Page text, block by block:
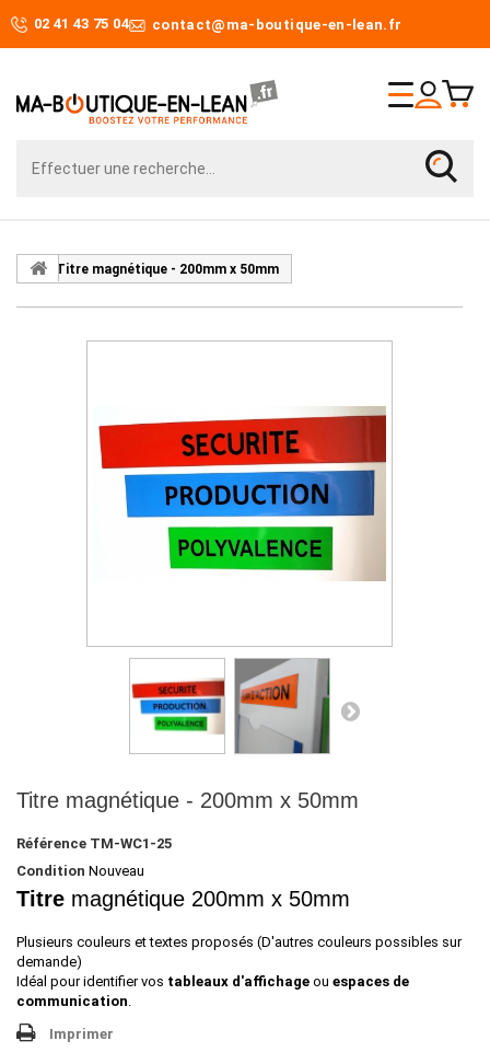
02 41 43 75 04 contact@ma-boutique-en-lean.fr
Titre magnétique - 200mm x 50mm
Titre magnétique - 200mm x 50mm
Référence TM-WC1-25
Condition Nouveau
Titre magnétique 200mm x 50mm
Plusieurs couleurs et textes proposés (D'autres couleurs possibles sur
demande)
Idéal pour identifier vos tableaux d'affichage ou espaces de
communication.
Imprimer